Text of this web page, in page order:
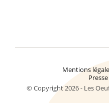
© Copyright 2026 - Les
Mentions
Presse